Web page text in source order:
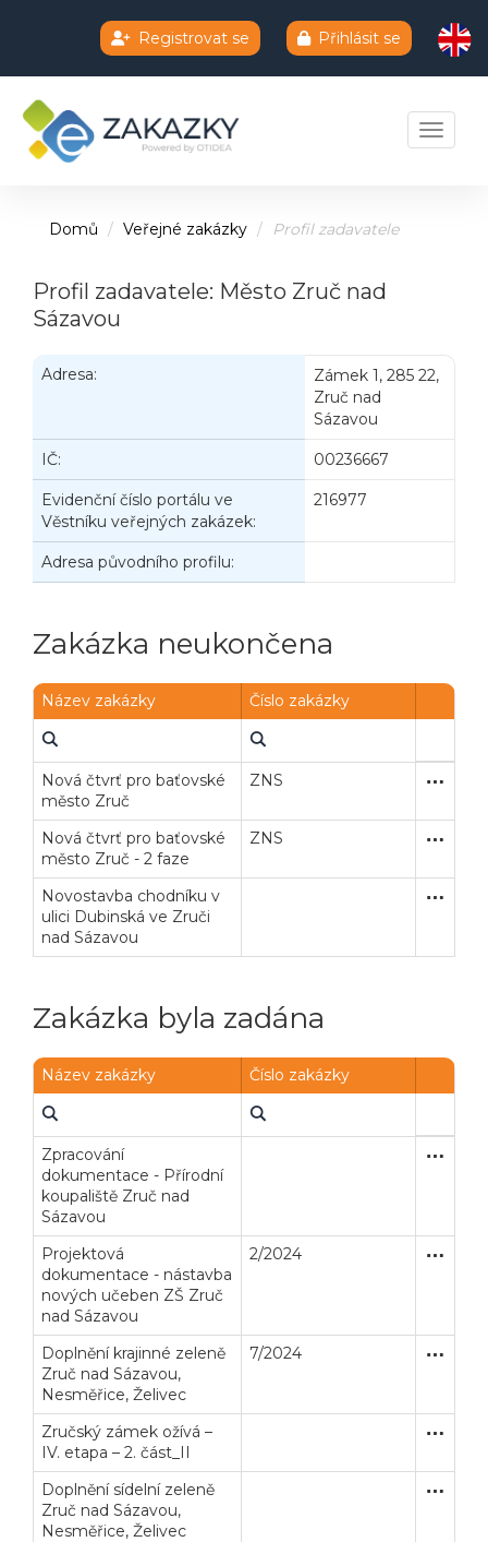
Registrovat se Přihlásit se
Toggle
Domů Veřejné zakázky Profil zadavatele
Profil zadavatele: Město Zruč nad
Sázavou
Adresa:
Zámek 1, 285 22,
Zruč nad
Sázavou
IČ: 00236667
Evidenční číslo portálu ve
Věstníku veřejných zakázek:
216977
Adresa původního profilu:
Zakázka neukončena
Název zakázky Číslo zakázky
Nová čtvrť pro baťovské
město Zruč
ZNS Služby
Nová čtvrť pro baťovské
město Zruč - 2 faze
ZNS Služby
Novostavba chodníku v
ulici Dubinská ve Zruči
nad Sázavou
Zakázka byla zadána
Název zakázky Číslo zakázky
Zpracování
dokumentace - Přírodní
koupaliště Zruč nad
Sázavou
Služby
Projektová
dokumentace - nástavba
nových učeben ZŠ Zruč
nad Sázavou
2/2024 Služby
Doplnění krajinné zeleně
Zruč nad Sázavou,
Nesměřice, Želivec
7/2024
Zručský zámek ožívá –
IV. etapa – 2. část_II
Doplnění sídelní zeleně
Zruč nad Sázavou,
Nesměřice, Želivec
Chatbot e-zakazky